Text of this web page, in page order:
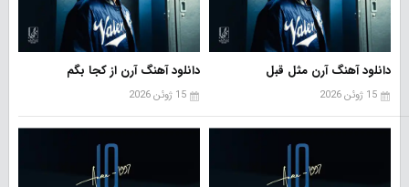
دانلود آهنگ آرن مثل قبل
15 ژوئن 2026
دانلود آهنگ آرن از کجا بگم
15 ژوئن 2026